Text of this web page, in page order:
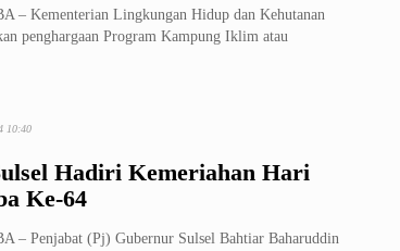
– Kementerian Lingkungan Hidup dan Kehutanan
penghargaan Program Kampung Iklim atau
Hadiri Kemeriahan Hari
Ke-64
10:40
– Penjabat (Pj) Gubernur Sulsel Bahtiar Baharuddin